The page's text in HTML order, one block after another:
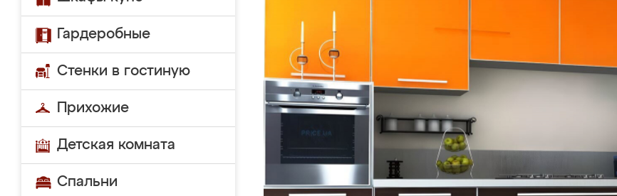
Гардеробные
Стенки в гостиную
Прихожие
Детская комната
Спальни